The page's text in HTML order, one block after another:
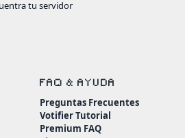
tu servidor
FAQ & AYUDA
Preguntas Frecuentes
Votifier Tutorial
Premium FAQ